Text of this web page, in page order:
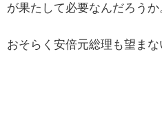
が果たして必要なんだろうか
おそらく安倍元総理も望まな